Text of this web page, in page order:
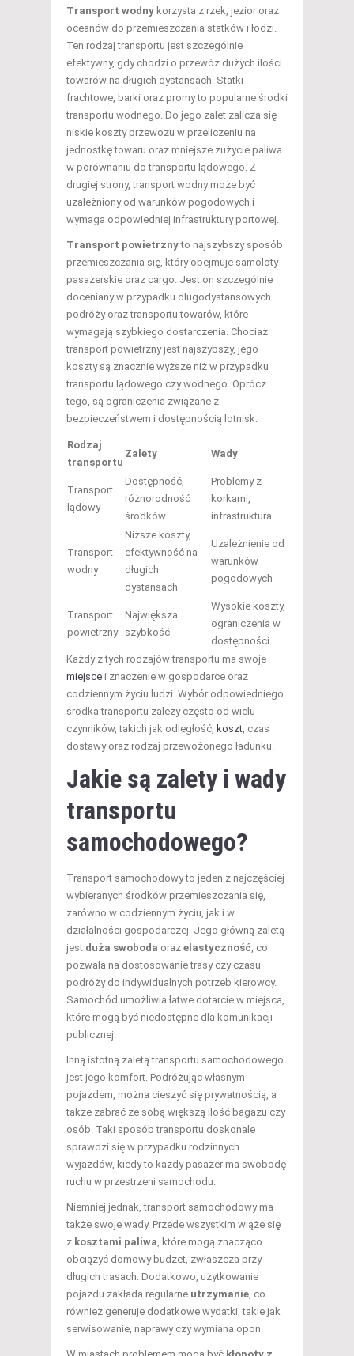
Transport wodny korzysta z rzek, jezior oraz
oceanów do przemieszczania statków i łodzi.
Ten rodzaj transportu jest szczególnie
efektywny, gdy chodzi o przewóz dużych ilości
towarów na długich dystansach. Statki
frachtowe, barki oraz promy to popularne środki
transportu wodnego. Do jego zalet zalicza się
niskie koszty przewozu w przeliczeniu na
jednostkę towaru oraz mniejsze zużycie paliwa
w porównaniu do transportu lądowego. Z
drugiej strony, transport wodny może być
uzależniony od warunków pogodowych i
wymaga odpowiedniej infrastruktury portowej.
Transport powietrznyto najszybszy sposób
przemieszczania się, który obejmuje samoloty
pasażerskie oraz cargo. Jest on szczególnie
doceniany w przypadku długodystansowych
podróży oraz transportu towarów, które
wymagają szybkiego dostarczenia. Chociaż
transport powietrzny jest najszybszy, jego
koszty są znacznie wyższe niż w przypadku
transportu lądowego czy wodnego. Oprócz
tego, są ograniczenia związane z
bezpieczeństwem i dostępnością lotnisk.
Rodzaj
transportu
Zalety Wady
Transport
lądowy
Dostępność,
różnorodność
środków
Problemy z
korkami,
infrastruktura
Transport
wodny
Niższe koszty,
efektywność na
długich
dystansach
Uzależnienie od
warunków
pogodowych
Transport
powietrzny
Największa
szybkość
Wysokie koszty,
ograniczenia w
dostępności
Każdy z tych rodzajów transportu ma swoje
miejsce i znaczenie w gospodarce oraz
codziennym życiu ludzi. Wybór odpowiedniego
środka transportu zależy często od wielu
czynników, takich jak odległość, koszt , czas
dostawy oraz rodzaj przewożonego ładunku.
Jakie są zalety i wady
transportu
samochodowego?
Transport samochodowy to jeden z najczęściej
wybieranych środków przemieszczania się,
zarówno w codziennym życiu, jak i w
działalności gospodarczej. Jego główną zaletą
jest duża swoboda oraz elastyczność , co
pozwala na dostosowanie trasy czy czasu
podróży do indywidualnych potrzeb kierowcy.
Samochód umożliwia łatwe dotarcie w miejsca,
które mogą być niedostępne dla komunikacji
publicznej.
Inną istotną zaletą transportu samochodowego
jest jego komfort. Podróżując własnym
pojazdem, można cieszyć się prywatnością, a
także zabrać ze sobą większą ilość bagażu czy
osób. Taki sposób transportu doskonale
sprawdzi się w przypadku rodzinnych
wyjazdów, kiedy to każdy pasażer ma swobodę
ruchu w przestrzeni samochodu.
Niemniej jednak, transport samochodowy ma
także swoje wady. Przede wszystkim wiąże się
z kosztami paliwa , które mogą znacząco
obciążyć domowy budżet, zwłaszcza przy
długich trasach. Dodatkowo, użytkowanie
pojazdu zakłada regularne utrzymanie , co
również generuje dodatkowe wydatki, takie jak
serwisowanie, naprawy czy wymiana opon.